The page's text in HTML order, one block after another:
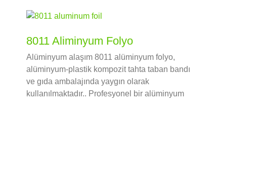
8011 Aliminyum Folyo
Alüminyum alaşım 8011 alüminyum folyo,
alüminyum-plastik kompozit tahta taban bandı
ve gıda ambalajında yaygın olarak
kullanılmaktadır.. Profesyonel bir alüminyum